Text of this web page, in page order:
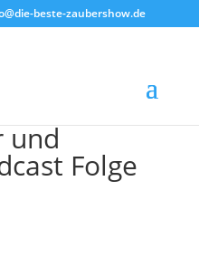
beste-zaubershow.de
und
Folge